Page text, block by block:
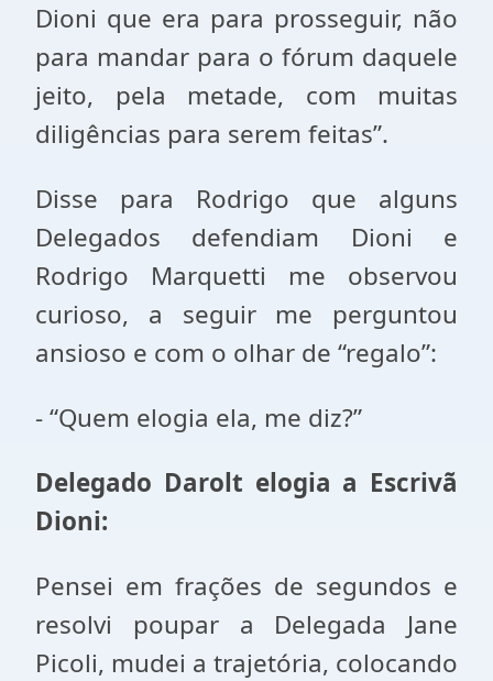
Dioni que era para prosseguir, não
para mandar para o fórum daquele
jeito, pela metade, com muitas
diligências para serem feitas”.
Disse para Rodrigo que alguns
Delegados defendiam Dioni e
Rodrigo Marquetti me observou
curioso, a seguir me perguntou
ansioso e com o olhar de “regalo”:
- “Quem elogia ela, me diz?”
Delegado Darolt elogia a Escrivã
Dioni:
Pensei em frações de segundos e
resolvi poupar a Delegada Jane
Picoli, mudei a trajetória, colocando